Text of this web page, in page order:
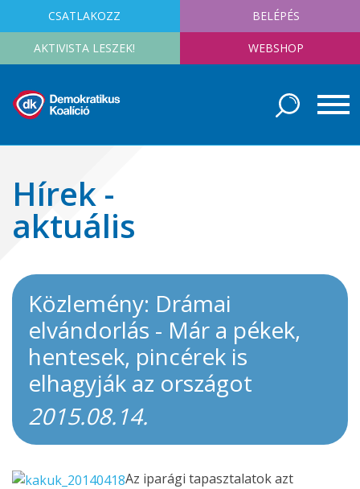
CSATLAKOZZ BELÉPÉS
AKTIVISTA LESZEK! WEBSHOP
Hírek -
aktuális
Közlemény: Drámai
elvándorlás - Már a pékek,
hentesek, pincérek is
elhagyják az országot
2015.08.14.
Az iparági tapasztalatok azt